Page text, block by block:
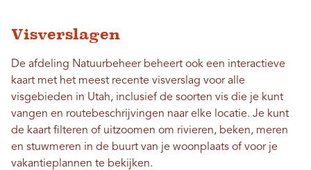
Visverslagen
De afdeling Natuurbeheer beheert ook een interactieve
kaart met het meest recente visverslag voor alle
visgebieden in Utah, inclusief de soorten vis die je kunt
vangen en routebeschrijvingen naar elke locatie. Je kunt
de kaart filteren of uitzoomen om rivieren, beken, meren
en stuwmeren in de buurt van je woonplaats of voor je
vakantieplannen te bekijken.